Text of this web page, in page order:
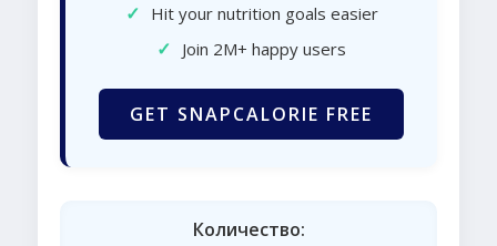
✓ Hit your nutrition goals easier
✓ Join 2M+ happy users
GET SNAPCALORIE FREE
Количество: